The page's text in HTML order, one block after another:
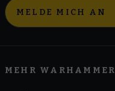
MELDE MICH AN
MEHR WARHAMMER